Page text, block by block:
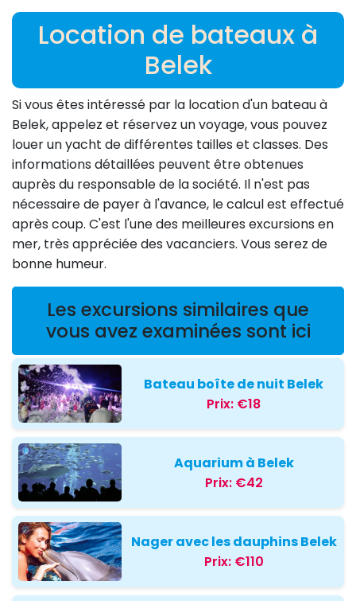
Location de bateaux à
Belek
Si vous êtes intéressé par la location d'un bateau à
Belek, appelez et réservez un voyage, vous pouvez
louer un yacht de différentes tailles et classes. Des
informations détaillées peuvent être obtenues
auprès du responsable de la société. Il n'est pas
nécessaire de payer à l'avance, le calcul est effectué
après coup. C'est l'une des meilleures excursions en
mer, très appréciée des vacanciers. Vous serez de
bonne humeur.
Les excursions similaires que
vous avez examinées sont ici
Bateau boîte de nuit Belek
Prix: €18
Aquarium à Belek
Prix: €42
Nager avec les dauphins Belek
Prix: €110